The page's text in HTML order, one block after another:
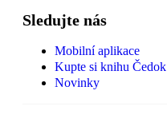
Sledujte nás
Mobilní aplikace
Kupte si knihu Čedok
Novinky